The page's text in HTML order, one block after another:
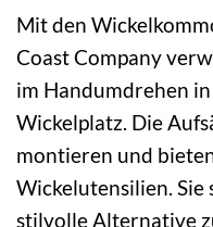
Mit den
Coast Company
im Handumdrehen
Wickelplatz. Die
montieren und
Wickelutensilien. Sie
stilvolle Alternative